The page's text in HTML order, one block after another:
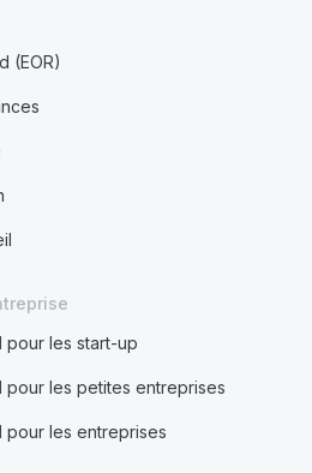
(EOR)
pour les start-up
pour les petites entreprises
pour les entreprises